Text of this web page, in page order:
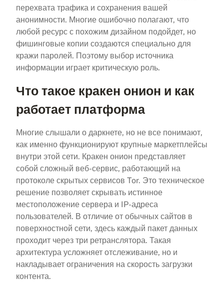
перехвата трафика и сохранения вашей
анонимности. Многие ошибочно полагают, что
любой ресурс с похожим дизайном подойдет, но
фишинговые копии создаются специально для
кражи паролей. Поэтому выбор источника
информации играет критическую роль.
Что такое кракен онион и как
работает платформа
Многие слышали о даркнете, но не все понимают,
как именно функционируют крупные маркетплейсы
внутри этой сети. Кракен онион представляет
собой сложный веб-сервис, работающий на
протоколе скрытых сервисов Tor. Это техническое
решение позволяет скрывать истинное
местоположение сервера и IP-адреса
пользователей. В отличие от обычных сайтов в
поверхностной сети, здесь каждый пакет данных
проходит через три ретранслятора. Такая
архитектура усложняет отслеживание, но и
накладывает ограничения на скорость загрузки
контента.